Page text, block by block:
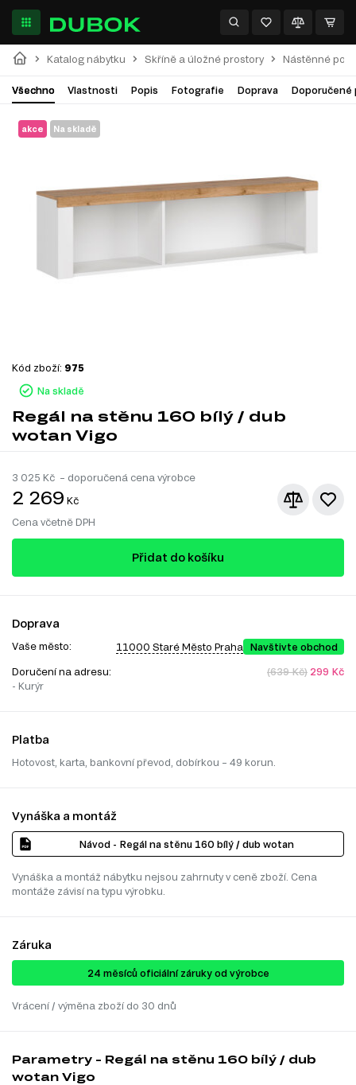
Katalog nábytku Skříně a úložné prostory Nástěnné
Všechno Vlastnosti Popis Fotografie Doprava Doporučené
akce Na skladě
Na skladě
Kód zboží: 975
Regál na stěnu 160 bílý / dub
wotan Vigo
3 025 Kč – doporučená cena výrobce
2 269 Kč
Cena včetně DPH
Přidat do košíku
Doprava
Vaše město: 11000 Staré Město Praha Navštivte obchod
Doručení na adresu:
- Kurýr
(639 Kč) 299 Kč
Platba
Hotovost, karta, bankovní převod, dobírkou – 49 korun.
Vynáška a montáž
Návod - Regál na stěnu 160 bílý / dub wotan
Vynáška a montáž nábytku nejsou zahrnuty v ceně zboží. Cena
montáže závisí na typu výrobku.
Záruka
24 ​​​​měsíců oficiální záruky od výrobce
Vrácení / výměna zboží do 30 dnů
Parametry - Regál na stěnu 160 bílý / dub
wotan Vigo